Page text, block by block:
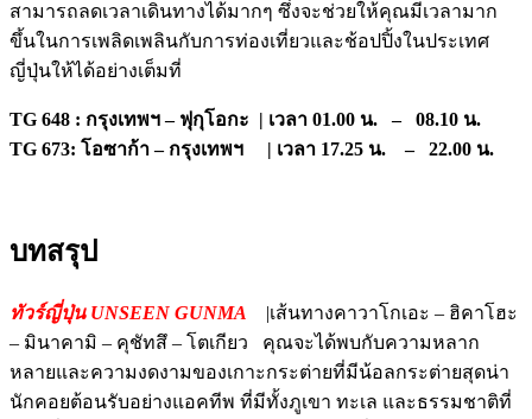
สามารถลดเวลาเดินทางได้มากๆ ซึ่งจะช่วยให้คุณมีเวลามาก
ขึ้นในการเพลิดเพลินกับการท่องเที่ยวและช้อปปิ้งในประเทศ
ญี่ปุ่นให้ได้อย่างเต็มที่
TG 648 : กรุงเทพฯ – ฟุกุโอกะ | เวลา 01.00 น. – 08.10 น.
TG 673: โอซาก้า – กรุงเทพฯ | เวลา 17.25 น. – 22.00 น.
บทสรุป
ทัวร์ญี่ปุ่น UNSEEN GUNMA |เส้นทางคาวาโกเอะ – ฮิคาโฮะ
– มินาคามิ – คุชัทสึ – โตเกียว คุณจะได้พบกับความหลาก
หลายและความงดงามของเกาะกระต่ายที่มีน้อลกระต่ายสุดน่า
นักคอยต้อนรับอย่างแอคทีพ ที่มีทั้งภูเขา ทะเล และธรรมชาติที่